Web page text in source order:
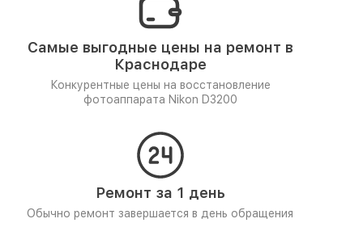
Самые выгодные цены на ремонт в
Краснодаре
Конкурентные цены на восстановление
фотоаппарата Nikon D3200
Ремонт за 1 день
Обычно ремонт завершается в день обращения